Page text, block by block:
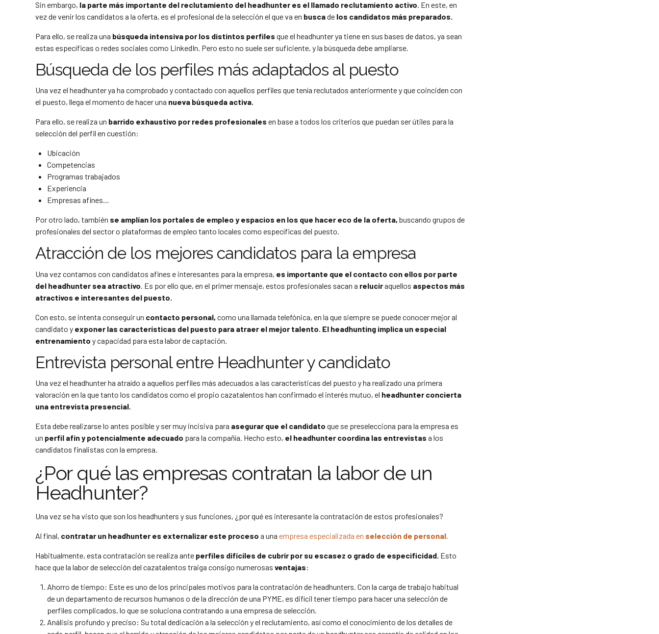
Sin embargo, la parte más importante del reclutamiento del headhunter es el llamado reclutamiento activo . En este, en
vez de venir los candidatos a la oferta, es el profesional de la selección el que va en buscade los candidatos más preparados.
Para ello, se realiza una búsqueda intensiva por los distintos perfiles que el headhunter ya tiene en sus bases de datos, ya sean
estas específicas o redes sociales como LinkedIn. Pero esto no suele ser suficiente, y la búsqueda debe ampliarse.
Búsqueda de los perfiles más adaptados al puesto
Una vez el headhunter ya ha comprobado y contactado con aquellos perfiles que tenía reclutados anteriormente y que coinciden con
el puesto, llega el momento de hacer una nueva búsqueda activa.
Para ello, se realiza un barrido exhaustivo por redes profesionales en base a todos los criterios que puedan ser útiles para la
selección del perfil en cuestión:
Ubicación
Competencias
Programas trabajados
Experiencia
Empresas afines…
Por otro lado, también se amplían los portales de empleo y espacios en los que hacer eco de la oferta, buscando grupos de
profesionales del sector o plataformas de empleo tanto locales como específicas del puesto.
Atracción de los mejores candidatos para la empresa
Una vez contamos con candidatos afines e interesantes para la empresa, es importante que el contacto con ellos por parte
del headhunter sea atractivo . Es por ello que, en el primer mensaje, estos profesionales sacan a reluciraquellos aspectos más
atractivos e interesantes del puesto.
Con esto, se intenta conseguir un contacto personal, como una llamada telefónica, en la que siempre se puede conocer mejor al
candidato y exponer las características del puesto para atraer el mejor talento. El headhunting implica un especial
entrenamiento y capacidad para esta labor de captación.
Entrevista personal entre Headhunter y candidato
Una vez el headhunter ha atraído a aquellos perfiles más adecuados a las características del puesto y ha realizado una primera
valoración en la que tanto los candidatos como el propio cazatalentos han confirmado el interés mutuo, el headhunter concierta
una entrevista presencial.
Esta debe realizarse lo antes posible y ser muy incisiva para asegurar que el candidato que se preselecciona para la empresa es
un perfil afín y potencialmente adecuado para la compañía. Hecho esto, el headhunter coordina las entrevistas a los
candidatos finalistas con la empresa.
¿Por qué las empresas contratan la labor de un
Headhunter?
Una vez se ha visto que son los headhunters y sus funciones, ¿por qué es interesante la contratación de estos profesionales?
Al final, contratar un headhunter es externalizar este proceso a una empresa especializada en selección de personal.
Habitualmente, esta contratación se realiza ante perfiles difíciles de cubrir por su escasez o grado de especificidad. Esto
hace que la labor de selección del cazatalentos traiga consigo numerosas ventajas:
Ahorro de tiempo: Este es uno de los principales motivos para la contratación de headhunters. Con la carga de trabajo habitual
de un departamento de recursos humanos o de la dirección de una PYME, es difícil tener tiempo para hacer una selección de
perfiles complicados, lo que se soluciona contratando a una empresa de selección.
Análisis profundo y preciso: Su total dedicación a la selección y el reclutamiento, así como el conocimiento de los detalles de